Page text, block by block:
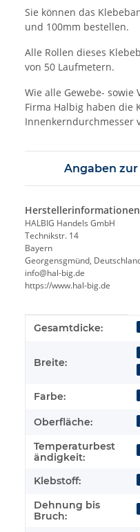
Sie können das
und 100mm bestellen.
Alle Rollen dieses
von 50 Laufmetern.
Wie alle Gewebe-
Firma Halbig haben die
Innenkerndurchmesser
Angaben
HALBIG Handels GmbH
Technikstr. 14
Bayern
Georgensgmünd,
info@hal-big.de
https://www.hal-big.de
Produkteigenschaft
Wert
Gesamtdicke:
Breite:
Farbe:
Oberfläche:
Temperaturbest
ändigkeit:
Klebstoff:
Dehnung bis
Bruch: